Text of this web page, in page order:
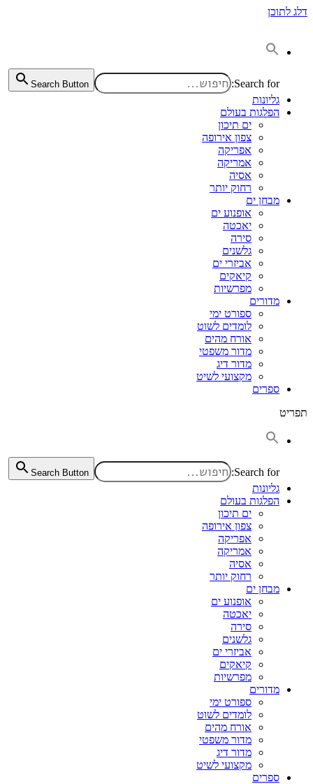
דלג לתוכן
Search for:
Search Button
גליונות
הפלגות בעולם
ים תיכון
צפון אירופה
אפריקה
אמריקה
אסיה
רחוק יותר
מבחן ים
אופנוע ים
יאכטה
סירה
גלשנים
אביזרי ים
קיאקים
מפרשיות
מדורים
ספורט ימי
לומדים לשוט
אורח מהים
מדור משפטי
מדור דיג
מקצועי לשיט
ספרים
תפריט
Search for:
Search Button
גליונות
הפלגות בעולם
ים תיכון
צפון אירופה
אפריקה
אמריקה
אסיה
רחוק יותר
מבחן ים
אופנוע ים
יאכטה
סירה
גלשנים
אביזרי ים
קיאקים
מפרשיות
מדורים
ספורט ימי
לומדים לשוט
אורח מהים
מדור משפטי
מדור דיג
מקצועי לשיט
ספרים